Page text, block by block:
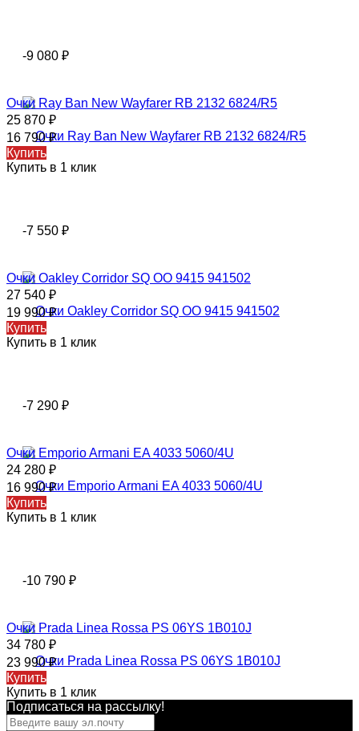
-9 080 ₽
Очки Ray Ban New Wayfarer RB 2132 6824/R5
25 870 ₽
16 790₽
Купить
Купить в 1 клик
-7 550 ₽
Очки Oakley Corridor SQ OO 9415 941502
27 540 ₽
19 990₽
Купить
Купить в 1 клик
-7 290 ₽
Очки Emporio Armani EA 4033 5060/4U
24 280 ₽
16 990₽
Купить
Купить в 1 клик
-10 790 ₽
Очки Prada Linea Rossa PS 06YS 1B010J
34 780 ₽
23 990₽
Купить
Купить в 1 клик
Подписаться на рассылкy!